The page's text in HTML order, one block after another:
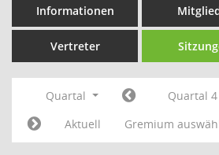
Informationen
Vertreter
Quartal Quartal 4
Aktuell
Gremium